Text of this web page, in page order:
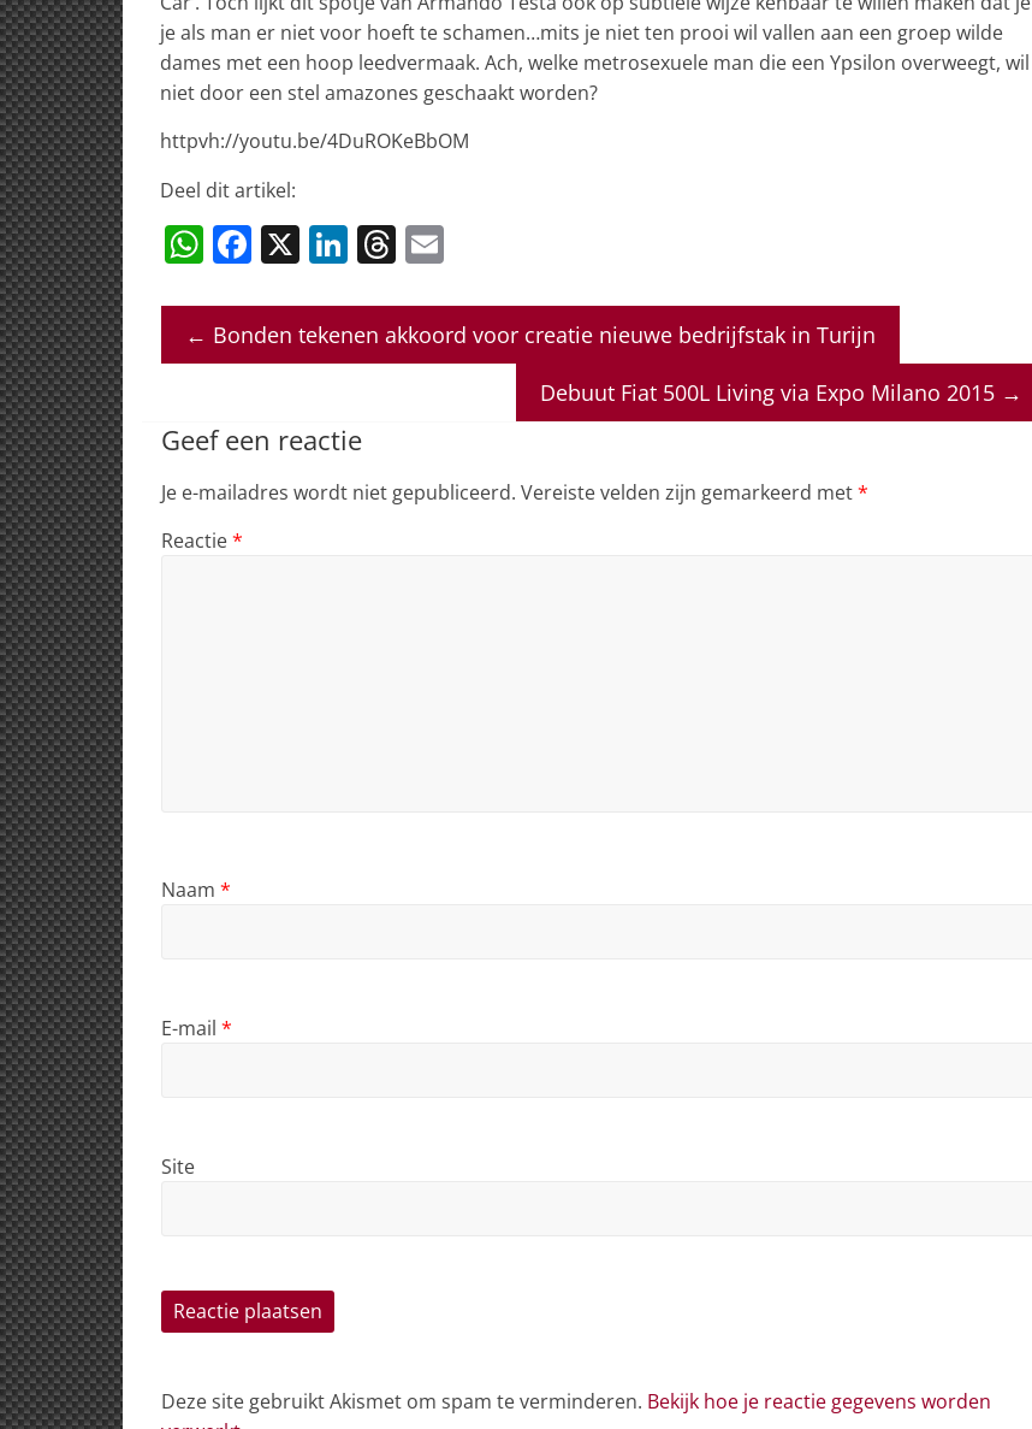
je als man er niet voor hoeft te schamen…mits je niet ten prooi wil vallen aan een groep wilde
dames met een hoop leedvermaak. Ach, welke metrosexuele man die een Ypsilon overweegt, wil
niet door een stel amazones geschaakt worden?
httpvh://youtu.be/4DuROKeBbOM
Deel dit artikel:
W
at
s
p
F
c
e
o
o
k
X Li
k
e
n
T
re
a
ai
l
← Bonden tekenen akkoord voor creatie nieuwe bedrijfstak in Turijn
Debuut Fiat 500L Living via Expo Milano 2015 →
Geef een reactie
Je e-mailadres wordt niet gepubliceerd. Vereiste velden zijn gemarkeerd met*
Reactie*
Naam *
E-mail *
Site
Deze site gebruikt Akismet om spam te verminderen. Bekijk hoe je reactie gegevens worden